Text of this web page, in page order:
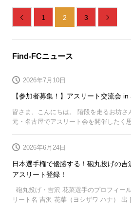
 1 2 3 
Find-FCニュース
【参加者募集！】アスリート交流会
2026年7月10日
皆さま、こんにちは。 階段を走るお坊
元・名古屋でアスリート会を開催したく
日本選手権で優勝する！砲丸投げの
アスリート登録！
2026年6月24日
砲丸投げ・吉沢 花菜選手のプロフィー
リート名 吉沢 花菜（ヨシザワ ハナ）